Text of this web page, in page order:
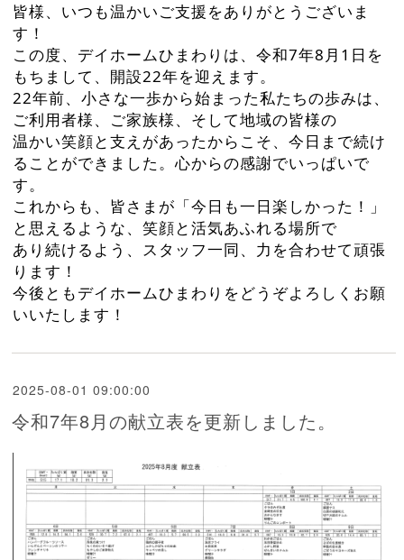
皆様、いつも温かいご支援をありがとうございま
す！
この度、デイホームひまわりは、令和7年8月1日を
もちまして、開設22年を迎えます。
22年前、小さな一歩から始まった私たちの歩みは、
ご利用者様、ご家族様、そして地域の皆様の
温かい笑顔と支えがあったからこそ、今日まで続け
ることができました。心からの感謝でいっぱいで
す。
これからも、皆さまが「今日も一日楽しかった！」
と思えるような、笑顔と活気あふれる場所で
あり続けるよう、スタッフ一同、力を合わせて頑張
ります！
今後ともデイホームひまわりをどうぞよろしくお願
いいたします！
2025-08-01 09:00:00
令和7年8月の献立表を更新しました。